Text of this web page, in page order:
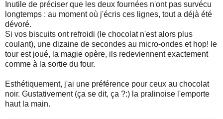
Inutile de préciser que les deux fournées n'ont pas survécu
longtemps : au moment où j'écris ces lignes, tout a déjà été
dévoré.
Si vos biscuits ont refroidi (le chocolat n'est alors plus
coulant), une dizaine de secondes au micro-ondes et hop! le
tour est joué, la magie opère, ils redeviennent exactement
comme à la sortie du four.
Esthétiquement, j'ai une préférence pour ceux au chocolat
noir. Gustativement (ça se dit, ça ?:) la pralinoise l'emporte
haut la main.